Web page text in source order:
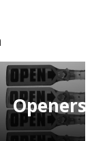
Openers